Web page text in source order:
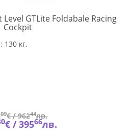
GTLite Foldabale Racing
CockpitNEXT-
130 кг.
09€ /96244лв.
€ /39566лв.